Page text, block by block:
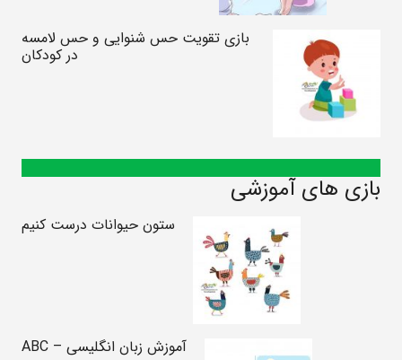
بازی تقویت حس شنوایی و حس لامسه
در کودکان
بازی های آموزشی
ستون حیوانات درست کنیم
آموزش زبان انگلیسی – ABC